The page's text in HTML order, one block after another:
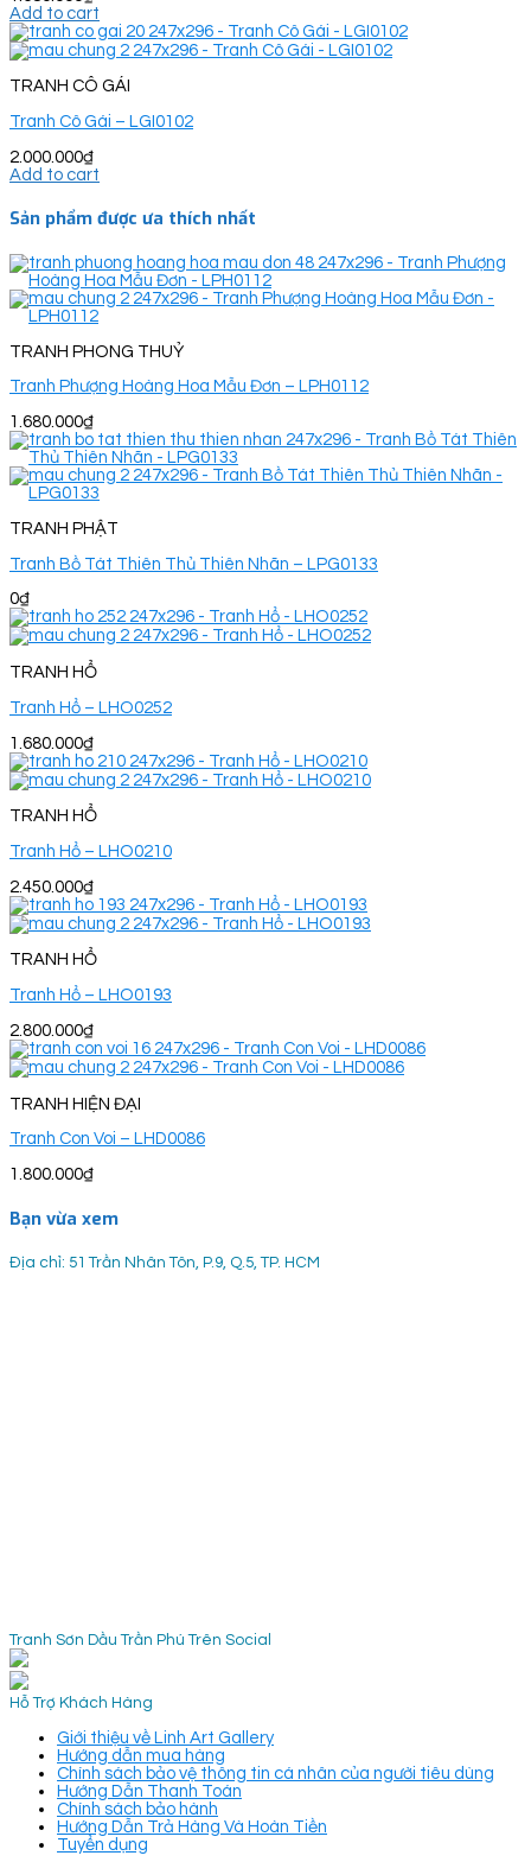
Add to cart
TRANH CÔ GÁI
Tranh Cô Gái – LGI0102
2.000.000₫
Add to cart
Sản phẩm được ưa thích nhất
TRANH PHONG THUỶ
Tranh Phượng Hoàng Hoa Mẫu Đơn – LPH0112
1.680.000₫
TRANH PHẬT
Tranh Bồ Tát Thiên Thủ Thiên Nhãn – LPG0133
0₫
TRANH HỔ
Tranh Hổ – LHO0252
1.680.000₫
TRANH HỔ
Tranh Hổ – LHO0210
2.450.000₫
TRANH HỔ
Tranh Hổ – LHO0193
2.800.000₫
TRANH HIỆN ĐẠI
Tranh Con Voi – LHD0086
1.800.000₫
Bạn vừa xem
Địa chỉ: 51 Trần Nhân Tôn, P.9, Q.5, TP. HCM
Tranh Sơn Dầu Trần Phú Trên Social
Hỗ Trợ Khách Hàng
Giới thiệu về Linh Art Gallery
Hướng dẫn mua hàng
Chính sách bảo vệ thông tin cá nhân của người tiêu dùng
Hướng Dẫn Thanh Toán
Chính sách bảo hành
Hướng Dẫn Trả Hàng Và Hoàn Tiền
Tuyển dụng